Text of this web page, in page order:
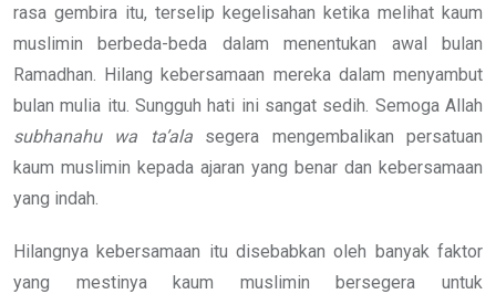
rasa gembira itu, terselip kegelisahan ketika melihat kaum
muslimin berbeda-beda dalam menentukan awal bulan
Ramadhan. Hilang kebersamaan mereka dalam menyambut
bulan mulia itu. Sungguh hati ini sangat sedih. Semoga Allah
subhanahu wa ta’alasegera mengembalikan persatuan
kaum muslimin kepada ajaran yang benar dan kebersamaan
yang indah.
Hilangnya kebersamaan itu disebabkan oleh banyak faktor
yang mestinya kaum muslimin bersegera untuk